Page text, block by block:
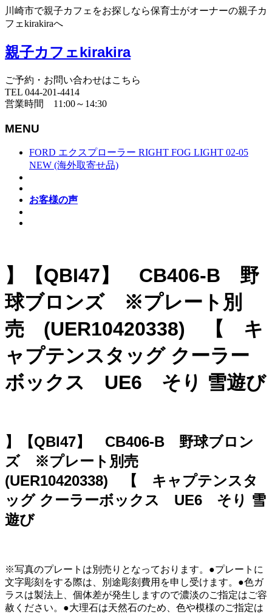
川崎市で親子カフェをお探しなら保育士がオーナーの親子カ
フェkirakiraへ
親子カフェkirakira
ご予約・お問い合わせはこちら
TEL 044-201-4414
営業時間 11:00～14:30
MENU
FORD エクスプローラー RIGHT FOG LIGHT 02-05
NEW (海外取寄せ品)
お客様の声
】【QBI47】 CB406-B 野
球ブロンズ ※プレート別
売 (UER10420338) 【 キ
ャプテンスタッグ クーラー
ボックス UE6 そり 雪遊び
】【QBI47】 CB406-B 野球ブロン
ズ ※プレート別売
(UER10420338) 【 キャプテンスタ
ッグ クーラーボックス UE6 そり 雪
遊び
※写真のプレートは別売りとなっております。●プレートに
文字彫刻をする際は、別途彫刻費用を申し受けます。●色ガ
ラスは製法上、個体差が発生しますので濃淡のご指定はご容
赦ください。●大理石は天然石のため、色や模様のご指定は